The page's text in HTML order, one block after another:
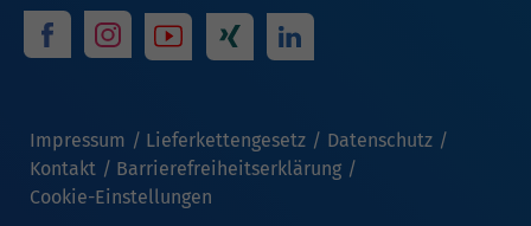
Impressum Lieferkettengesetz
Datenschutz
Kontakt
Barrierefreiheitserklärung
Cookie-Einstellungen